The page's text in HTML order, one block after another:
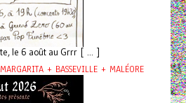
le 6 août au Grrr [ ... ]
+ BASSEVILLE + MALÉORE